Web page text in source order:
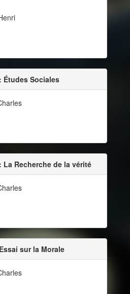
Études Sociales
Recherche de la vérité
sur la Morale